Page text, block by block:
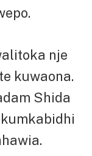
nje
kuwaona.
Shida